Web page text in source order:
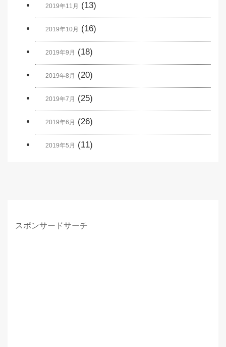
2019年11月 (13)
2019年10月 (16)
2019年9月 (18)
2019年8月 (20)
2019年7月 (25)
2019年6月 (26)
2019年5月 (11)
スポンサードサーチ